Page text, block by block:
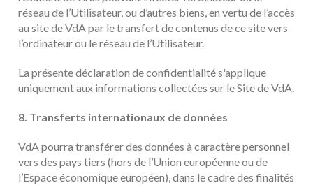
réseau de l’Utilisateur, ou d’autres biens, en vertu de l’accès
au site de VdA par le transfert de contenus de ce site vers
l’ordinateur ou le réseau de l’Utilisateur.
La présente déclaration de confidentialité s'applique
uniquement aux informations collectées sur le Site de VdA.
8. Transferts internationaux de données
VdA pourra transférer des données à caractère personnel
vers des pays tiers (hors de l’Union européenne ou de
l’Espace économique européen), dans le cadre des finalités